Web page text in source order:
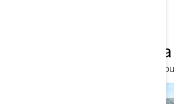
Primer vistazo:
Te espera algo extraordinario. ¿Te